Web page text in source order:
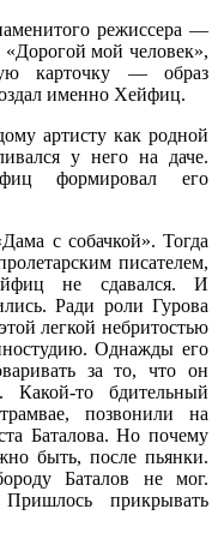
режиссера —
мой человек»,
карточку — образ
именно Хейфиц.
артисту как родной
у него на даче.
формировал его
с собачкой». Тогда
писателем,
не сдавался. И
Ради роли Гурова
легкой небритостью
Однажды его
за то, что он
Какой-то бдительный
позвонили на
Баталова. Но почему
быть, после пьянки.
Баталов не мог.
прикрывать